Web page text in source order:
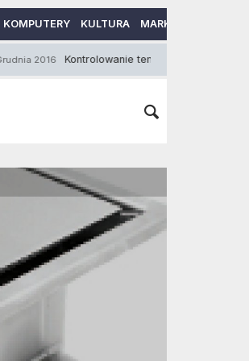
KOMPUTERY KULTURA MARKETING
Kontrolowanie temperatury